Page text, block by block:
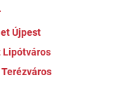
Újpest
Lipótváros
Terézváros